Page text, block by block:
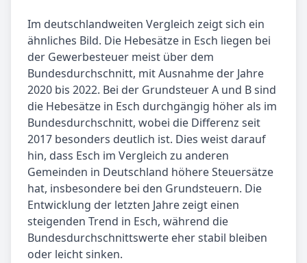
Im deutschlandweiten Vergleich zeigt sich ein
ähnliches Bild. Die Hebesätze in Esch liegen bei
der Gewerbesteuer meist über dem
Bundesdurchschnitt, mit Ausnahme der Jahre
2020 bis 2022. Bei der Grundsteuer A und B sind
die Hebesätze in Esch durchgängig höher als im
Bundesdurchschnitt, wobei die Differenz seit
2017 besonders deutlich ist. Dies weist darauf
hin, dass Esch im Vergleich zu anderen
Gemeinden in Deutschland höhere Steuersätze
hat, insbesondere bei den Grundsteuern. Die
Entwicklung der letzten Jahre zeigt einen
steigenden Trend in Esch, während die
Bundesdurchschnittswerte eher stabil bleiben
oder leicht sinken.